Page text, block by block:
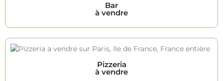
Bar
à vendre
Pizzeria
à vendre